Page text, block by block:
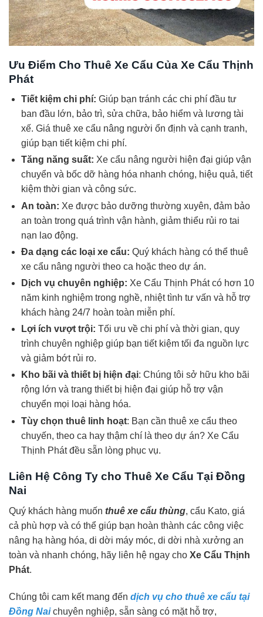
Ưu Điểm Cho Thuê Xe Cẩu Của Xe Cẩu Thịnh
Phát
Tiết kiệm chi phí: Giúp bạn tránh các chi phí đầu tư
ban đầu lớn, bảo trì, sửa chữa, bảo hiểm và lương tài
xế. Giá thuê xe cẩu nâng người ổn định và cạnh tranh,
giúp bạn tiết kiệm chi phí.
Tăng năng suất: Xe cẩu nâng người hiện đại giúp vận
chuyển và bốc dỡ hàng hóa nhanh chóng, hiệu quả, tiết
kiệm thời gian và công sức.
An toàn: Xe được bảo dưỡng thường xuyên, đảm bảo
an toàn trong quá trình vận hành, giảm thiểu rủi ro tai
nạn lao động.
Đa dạng các loại xe cẩu: Quý khách hàng có thể thuê
xe cẩu nâng người theo ca hoặc theo dự án.
Dịch vụ chuyên nghiệp: Xe Cẩu Thịnh Phát có hơn 10
năm kinh nghiệm trong nghề, nhiệt tình tư vấn và hỗ trợ
khách hàng 24/7 hoàn toàn miễn phí.
Lợi ích vượt trội: Tối ưu về chi phí và thời gian, quy
trình chuyên nghiệp giúp bạn tiết kiệm tối đa nguồn lực
và giảm bớt rủi ro.
Kho bãi và thiết bị hiện đại: Chúng tôi sở hữu kho bãi
rộng lớn và trang thiết bị hiện đại giúp hỗ trợ vận
chuyển mọi loại hàng hóa.
Tùy chọn thuê linh hoạt: Bạn cần thuê xe cẩu theo
chuyến, theo ca hay thậm chí là theo dự án? Xe Cẩu
Thịnh Phát đều sẵn lòng phục vụ.
Liên Hệ Công Ty cho Thuê Xe Cẩu Tại Đồng
Nai
Quý khách hàng muốn thuê xe cẩu thùng, cẩu Kato, giá
cả phù hợp và có thể giúp bạn hoàn thành các công việc
nâng hạ hàng hóa, di dời máy móc, di dời nhà xưởng an
toàn và nhanh chóng, hãy liên hệ ngay cho Xe Cẩu Thịnh
Phát.
Chúng tôi cam kết mang đến dịch vụ cho thuê xe cẩu tại
Đồng Naichuyên nghiệp, sẵn sàng có mặt hỗ trợ,